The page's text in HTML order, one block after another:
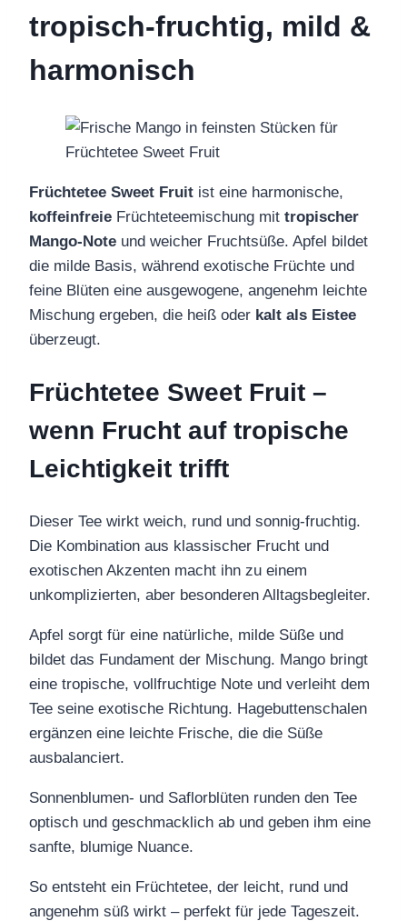
tropisch-fruchtig, mild &
harmonisch
Früchtetee Sweet Fruit ist eine harmonische,
koffeinfreie Früchteteemischung mit tropischer
Mango-Note und weicher Fruchtsüße. Apfel bildet
die milde Basis, während exotische Früchte und
feine Blüten eine ausgewogene, angenehm leichte
Mischung ergeben, die heiß oder kalt als Eistee
überzeugt.
Früchtetee Sweet Fruit –
wenn Frucht auf tropische
Leichtigkeit trifft
Dieser Tee wirkt weich, rund und sonnig-fruchtig.
Die Kombination aus klassischer Frucht und
exotischen Akzenten macht ihn zu einem
unkomplizierten, aber besonderen Alltagsbegleiter.
Apfel sorgt für eine natürliche, milde Süße und
bildet das Fundament der Mischung. Mango bringt
eine tropische, vollfruchtige Note und verleiht dem
Tee seine exotische Richtung. Hagebuttenschalen
ergänzen eine leichte Frische, die die Süße
ausbalanciert.
Sonnenblumen- und Saflorblüten runden den Tee
optisch und geschmacklich ab und geben ihm eine
sanfte, blumige Nuance.
So entsteht ein Früchtetee, der leicht, rund und
angenehm süß wirkt – perfekt für jede Tageszeit.